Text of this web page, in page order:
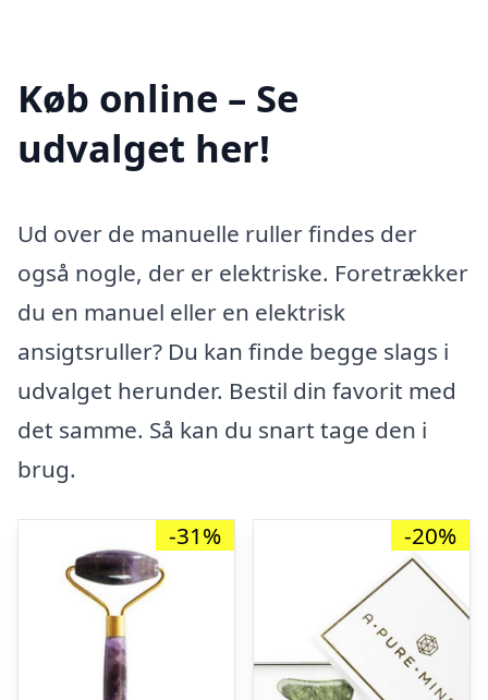
Køb online – Se
udvalget her!
Ud over de manuelle ruller findes der
også nogle, der er elektriske. Foretrækker
du en manuel eller en elektrisk
ansigtsruller? Du kan finde begge slags i
udvalget herunder. Bestil din favorit med
det samme. Så kan du snart tage den i
brug.
-31% -20%